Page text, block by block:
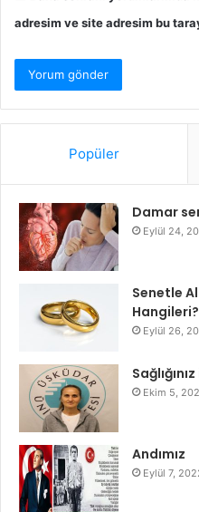
adresim ve site adresim bu
Popüler
Damar
Eylül 24,
Senetle
Hangileri?
Eylül 26,
Ekim 5,
Andımız
Eylül 7,